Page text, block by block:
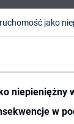
niepieniężny
w